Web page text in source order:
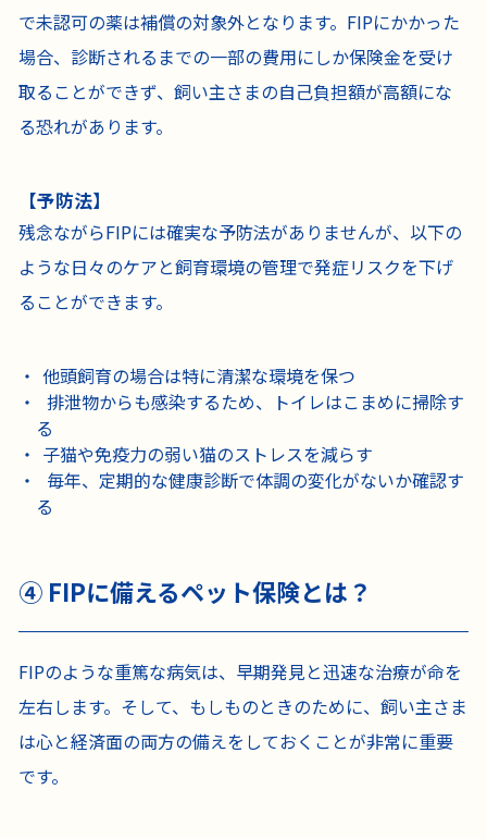
で未認可の薬は補償の対象外となります。FIPにかかった
場合、診断されるまでの一部の費用にしか保険金を受け
取ることができず、飼い主さまの自己負担額が高額にな
る恐れがあります。
【予防法】
残念ながらFIPには確実な予防法がありませんが、以下の
ような日々のケアと飼育環境の管理で発症リスクを下げ
ることができます。
他頭飼育の場合は特に清潔な環境を保つ
排泄物からも感染するため、トイレはこまめに掃除す
る
子猫や免疫力の弱い猫のストレスを減らす
毎年、定期的な健康診断で体調の変化がないか確認す
る
④ FIPに備えるペット保険とは？
FIPのような重篤な病気は、早期発見と迅速な治療が命を
左右します。そして、もしものときのために、飼い主さま
は心と経済面の両方の備えをしておくことが非常に重要
です。